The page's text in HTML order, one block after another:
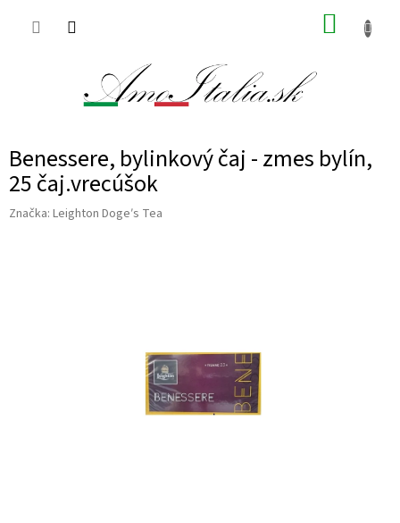
Benessere, bylinkový čaj - zmes bylín,
25 čaj.vrecúšok
Značka: Leighton Doge′s Tea